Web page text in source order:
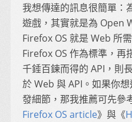
我想傳達的訊息很簡單：
遊戲，其實就是為 Open
Firefox OS 就是 Web 所
Firefox OS 作為標準，再
千錘百鍊而得的 API，則
於 Web 與 API。如果你
發細節，那我推薦可先參
Firefox OS article》與《